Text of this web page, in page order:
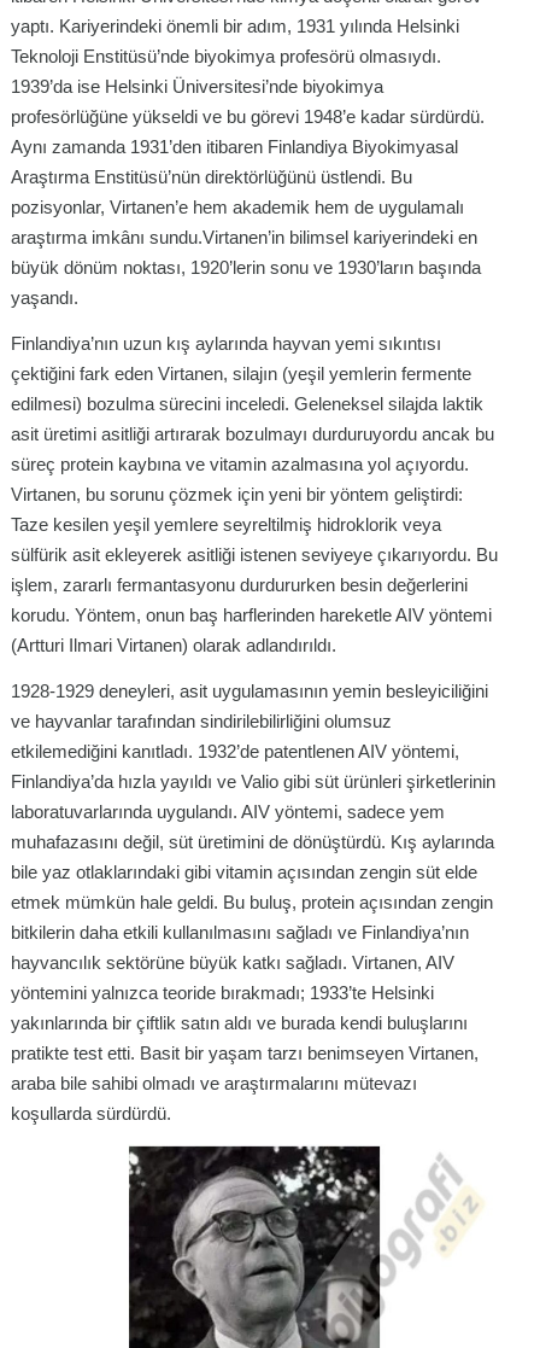
yaptı. Kariyerindeki önemli bir adım, 1931 yılında Helsinki
Teknoloji Enstitüsü’nde biyokimya profesörü olmasıydı.
1939’da ise Helsinki Üniversitesi’nde biyokimya
profesörlüğüne yükseldi ve bu görevi 1948’e kadar sürdürdü.
Aynı zamanda 1931’den itibaren Finlandiya Biyokimyasal
Araştırma Enstitüsü’nün direktörlüğünü üstlendi. Bu
pozisyonlar, Virtanen’e hem akademik hem de uygulamalı
araştırma imkânı sundu.Virtanen’in bilimsel kariyerindeki en
büyük dönüm noktası, 1920’lerin sonu ve 1930’ların başında
yaşandı.
Finlandiya’nın uzun kış aylarında hayvan yemi sıkıntısı
çektiğini fark eden Virtanen, silajın (yeşil yemlerin fermente
edilmesi) bozulma sürecini inceledi. Geleneksel silajda laktik
asit üretimi asitliği artırarak bozulmayı durduruyordu ancak bu
süreç protein kaybına ve vitamin azalmasına yol açıyordu.
Virtanen, bu sorunu çözmek için yeni bir yöntem geliştirdi:
Taze kesilen yeşil yemlere seyreltilmiş hidroklorik veya
sülfürik asit ekleyerek asitliği istenen seviyeye çıkarıyordu. Bu
işlem, zararlı fermantasyonu durdururken besin değerlerini
korudu. Yöntem, onun baş harflerinden hareketle AIV yöntemi
(Artturi Ilmari Virtanen) olarak adlandırıldı.
1928-1929 deneyleri, asit uygulamasının yemin besleyiciliğini
ve hayvanlar tarafından sindirilebilirliğini olumsuz
etkilemediğini kanıtladı. 1932’de patentlenen AIV yöntemi,
Finlandiya’da hızla yayıldı ve Valio gibi süt ürünleri şirketlerinin
laboratuvarlarında uygulandı. AIV yöntemi, sadece yem
muhafazasını değil, süt üretimini de dönüştürdü. Kış aylarında
bile yaz otlaklarındaki gibi vitamin açısından zengin süt elde
etmek mümkün hale geldi. Bu buluş, protein açısından zengin
bitkilerin daha etkili kullanılmasını sağladı ve Finlandiya’nın
hayvancılık sektörüne büyük katkı sağladı. Virtanen, AIV
yöntemini yalnızca teoride bırakmadı; 1933’te Helsinki
yakınlarında bir çiftlik satın aldı ve burada kendi buluşlarını
pratikte test etti. Basit bir yaşam tarzı benimseyen Virtanen,
araba bile sahibi olmadı ve araştırmalarını mütevazı
koşullarda sürdürdü.